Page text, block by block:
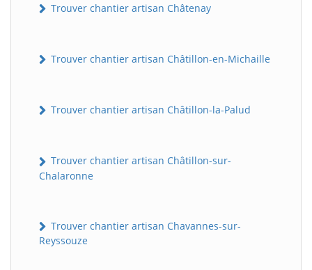
Trouver chantier artisan Châtenay
Trouver chantier artisan Châtillon-en-Michaille
Trouver chantier artisan Châtillon-la-Palud
Trouver chantier artisan Châtillon-sur-
Chalaronne
Trouver chantier artisan Chavannes-sur-
Reyssouze